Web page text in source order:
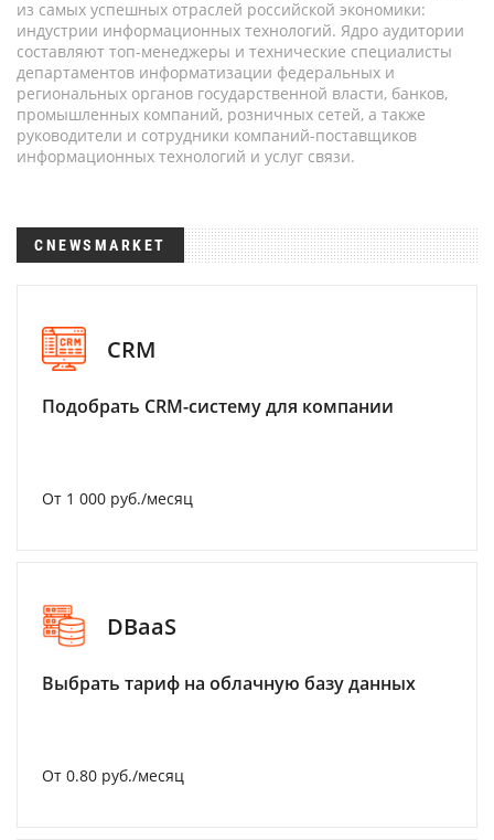
из самых успешных отраслей российской экономики:
индустрии информационных технологий. Ядро аудитории
составляют топ-менеджеры и технические специалисты
департаментов информатизации федеральных и
региональных органов государственной власти, банков,
промышленных компаний, розничных сетей, а также
руководители и сотрудники компаний-поставщиков
информационных технологий и услуг связи.
CNEWSMARKET
CRM
Подобрать CRM-систему для компании
От 1 000 руб./месяц
DBaaS
Выбрать тариф на облачную базу данных
От 0.80 руб./месяц